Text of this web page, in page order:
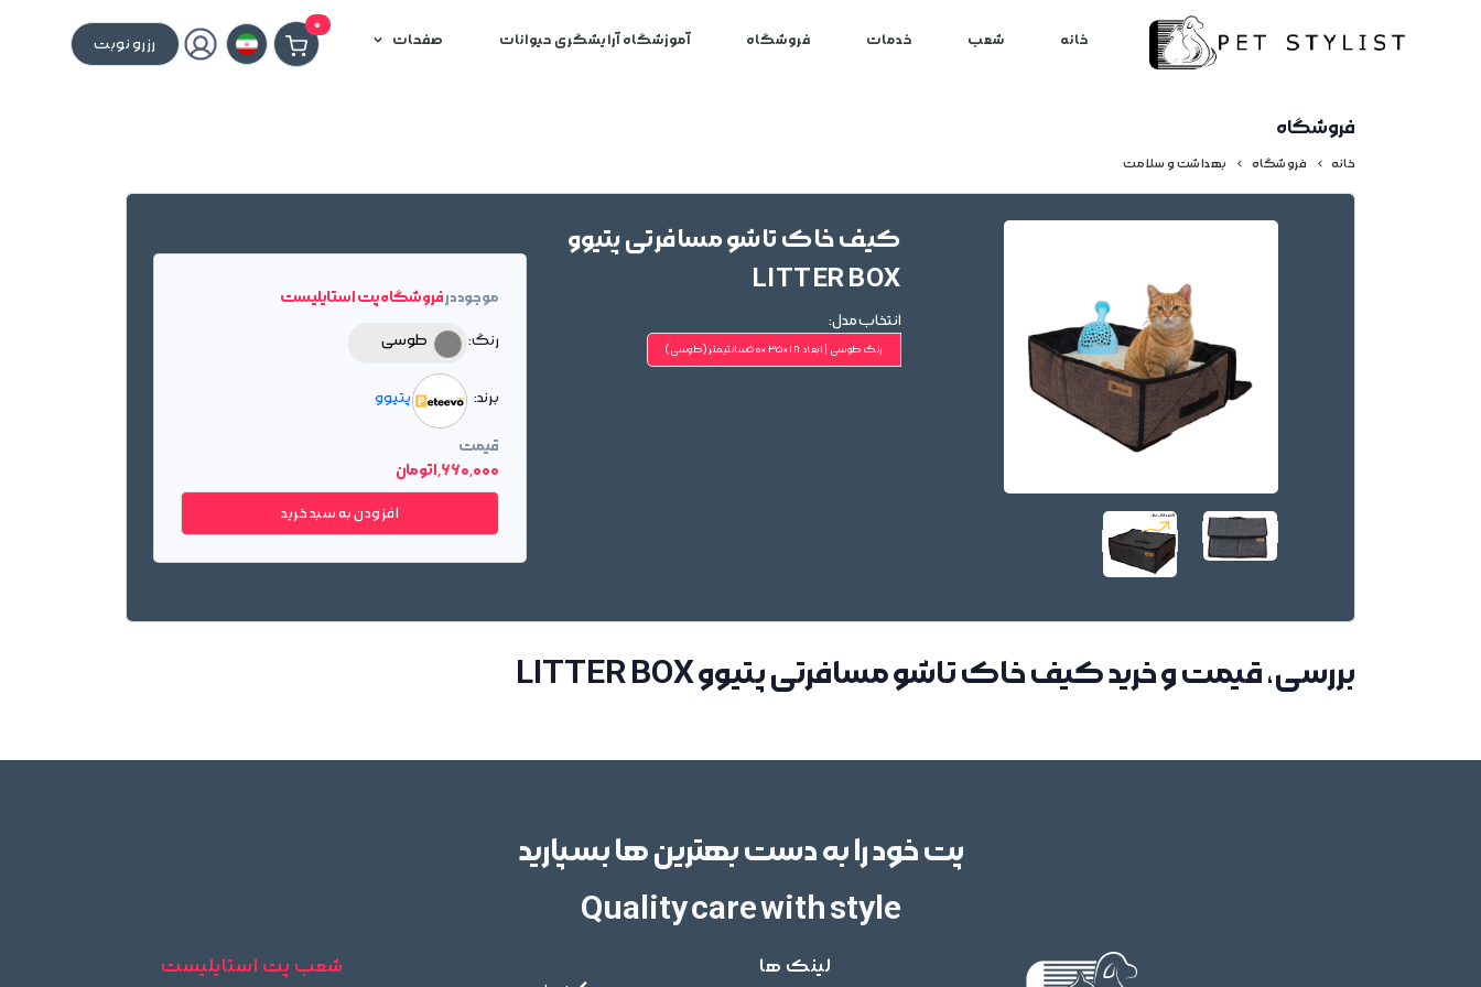
0
رزرو نوبت خانه شعب خدمات فروشگاه آموزشگاه آرایشگری حیوانات صفحات
فروشگاه
خانه فروشگاه بهداشت و سلامت
کیف خاک تاشو مسافرتی پتیوو
LITTER BOX
انتخاب مدل:
رنگ طوسی | ابعاد 18×35×50سانتیمتر (طوسی)
موجود درفروشگاه پت استایلیست
رنگ: طوسی
برند: پتیوو
قیمت
1٬660٬000 تومان
افزودن به سبد خرید
بررسی، قیمت و خرید کیف خاک تاشو مسافرتی پتیوو LITTER BOX
پت خود را به دست بهترین ها بسپارید
Quality care with style
لینک ها شعب پت استایلیست